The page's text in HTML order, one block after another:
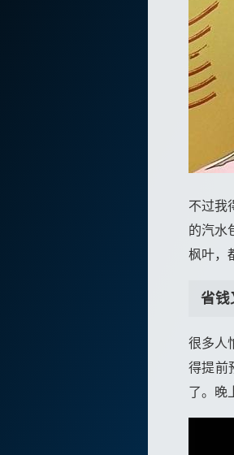
不过我
的汽水
枫叶，
省钱
很多人
得提前
了。晚